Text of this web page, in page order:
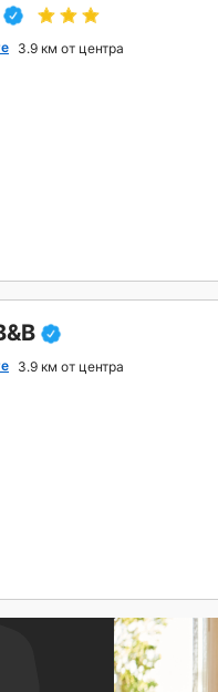
3.9 км от центра
3.9 км от центра